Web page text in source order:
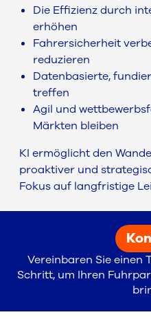
Die Effizienz durch
erhöhen
Fahrersicherheit
reduzieren
Datenbasierte,
treffen
Agil und
Märkten bleiben
KI ermöglicht den
proaktiver und
Fokus auf langfristige
Vereinbaren Sie einen
Schritt, um Ihren